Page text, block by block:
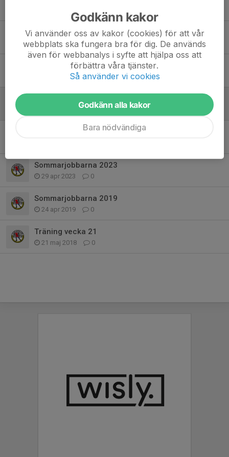
10 nov 2023 0
Skidläger i Lycksele
6 nov 2023 0
0
Medelpadträning torsdag 11/5 alla åldrar!
Sommarjobbarna 2023
29 apr 2023 0
Sommarjobbarna 2019
24 apr 2019 0
Träning vecka 21
21 maj 2018 0
Godkänn kakor
Vi använder oss av kakor (cookies) för att vår
webbplats ska fungera bra för dig. De används
även för webbanalys i syfte att hjälpa oss att
förbättra våra tjänster.
Så använder vi cookies
Godkänn alla kakor
Bara nödvändiga